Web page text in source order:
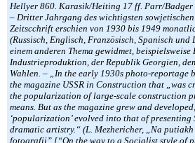
Hellyer 860. Karasik/Heiting 17 ff. Parr/Badger
– Dritter Jahrgang des wichtigsten
Zeitscchrift erschien von 1930 bis 1949
(Russisch, Englisch, Französisch, Spanisch und
einem anderen Thema gewidmet, beispielsweise
Industrieproduktion, der Republik Georgien,
Wahlen. – „In the early 1930s photo-reportage
the magazine USSR in Construction that „was
the popularization of large-scale construction
means. But as the magazine grew and
‘popularization’ evolved into that of
dramatic artistry.“ (L. Mezhericher, „Na
fotografii” [“On the way to a Socialist style of